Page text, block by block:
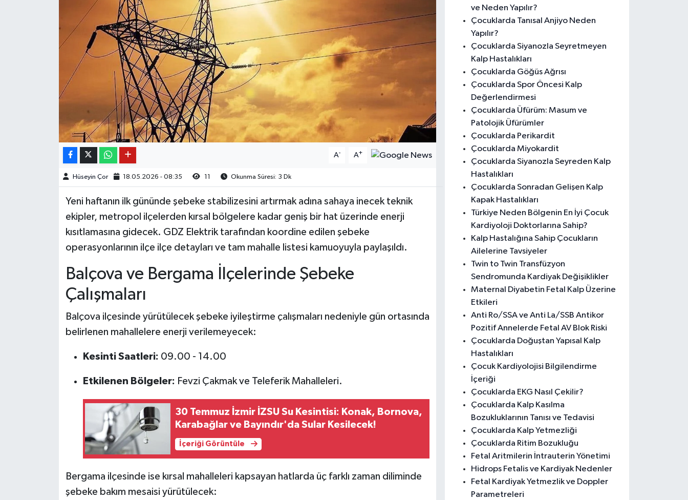
A- A+
Hüseyin Çor 18.05.2026 - 08:35 Okunma Süresi: 3 Dk
Yeni haftanın ilk gününde şebeke stabilizesini artırmak adına sahaya inecek teknik
ekipler, metropol ilçelerden kırsal bölgelere kadar geniş bir hat üzerinde enerji
kısıtlamasına gidecek. GDZ Elektrik tarafından koordine edilen şebeke
operasyonlarının ilçe ilçe detayları ve tam mahalle listesi kamuoyuyla paylaşıldı.
Balçova ve Bergama İlçelerinde Şebeke
Çalışmaları
Balçova ilçesinde yürütülecek şebeke iyileştirme çalışmaları nedeniyle gün ortasında
belirlenen mahallelere enerji verilemeyecek:
Kesinti Saatleri: 09.00 - 14.00
Etkilenen Bölgeler: Fevzi Çakmak ve Teleferik Mahalleleri.
30 Temmuz İzmir İZSU Su Kesintisi: Konak, Bornova,
Karabağlar ve Bayındır'da Sular Kesilecek!
İçeriği Görüntüle
Bergama ilçesinde ise kırsal mahalleleri kapsayan hatlarda üç farklı zaman diliminde
şebeke bakım mesaisi yürütülecek:
ve Neden Yapılır?
Çocuklarda Tanısal Anjiyo Neden
Yapılır?
Çocuklarda Siyanozla Seyretmeyen
Kalp Hastalıkları
Çocuklarda Göğüs Ağrısı
Çocuklarda Spor Öncesi Kalp
Değerlendirmesi
Çocuklarda Üfürüm: Masum ve
Patolojik Üfürümler
Çocuklarda Perikardit
Çocuklarda Miyokardit
Çocuklarda Siyanozla Seyreden Kalp
Hastalıkları
Çocuklarda Sonradan Gelişen Kalp
Kapak Hastalıkları
Türkiye Neden Bölgenin En İyi Çocuk
Kardiyoloji Doktorlarına Sahip?
Kalp Hastalığına Sahip Çocukların
Ailelerine Tavsiyeler
Twin to Twin Transfüzyon
Sendromunda Kardiyak Değişiklikler
Maternal Diyabetin Fetal Kalp Üzerine
Etkileri
Anti Ro/SSA ve Anti La/SSB Antikor
Pozitif Annelerde Fetal AV Blok Riski
Çocuklarda Doğuştan Yapısal Kalp
Hastalıkları
Çocuk Kardiyolojisi Bilgilendirme
İçeriği
Çocuklarda EKG Nasıl Çekilir?
Çocuklarda Kalp Kasılma
Bozukluklarının Tanısı ve Tedavisi
Çocuklarda Kalp Yetmezliği
Çocuklarda Ritim Bozukluğu
Fetal Aritmilerin İntrauterin Yönetimi
Hidrops Fetalis ve Kardiyak Nedenler
Fetal Kardiyak Yetmezlik ve Doppler
Parametreleri